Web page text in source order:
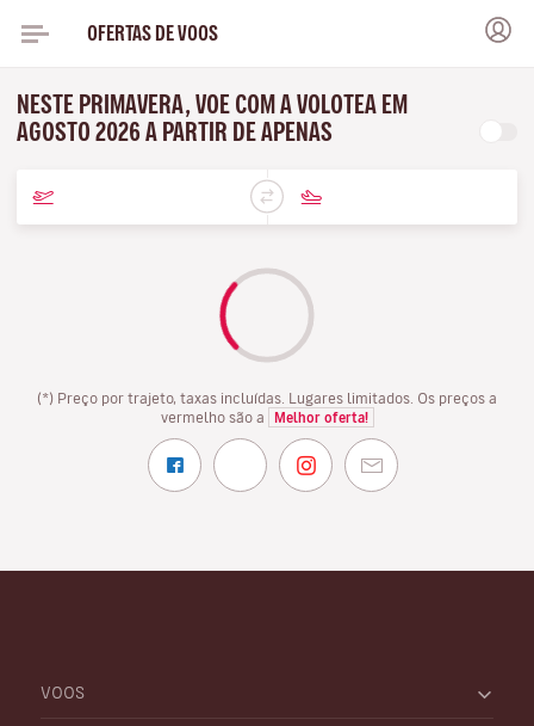
OFERTAS DE VOOS
NESTE PRIMAVERA, VOE COM A VOLOTEA EM
AGOSTO 2026 A PARTIR DE APENAS
(*) Preço por trajeto, taxas incluídas. Lugares limitados. Os preços a
vermelho são a
Melhor oferta!
VOOS